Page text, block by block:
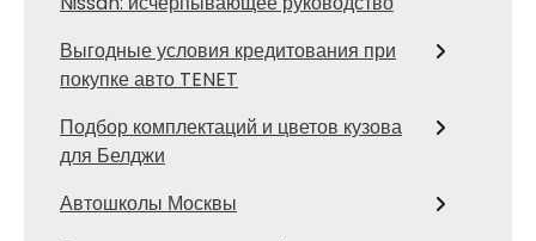
Выгодные условия кредитования при
покупке авто TENET
Подбор комплектаций и цветов кузова
для Белджи
Автошколы Москвы